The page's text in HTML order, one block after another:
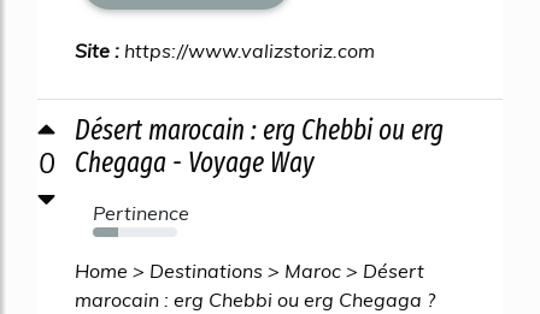
Site : https://www.valizstoriz.com
0
Désert marocain : erg Chebbi ou erg
Chegaga - Voyage Way
Pertinence
30%
Home > Destinations > Maroc > Désert
marocain : erg Chebbi ou erg Chegaga ?